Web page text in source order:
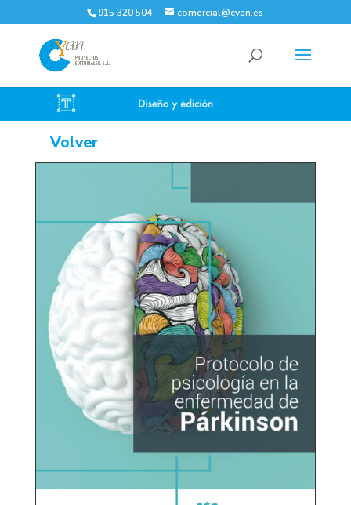
915 320 504 comercial@cyan.es
Volver